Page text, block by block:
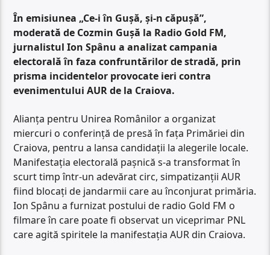
În emisiunea „Ce-i în Gușă, și-n căpușă”,
moderată de Cozmin Gușă la Radio Gold FM,
jurnalistul Ion Spânu a analizat campania
electorală în faza confruntărilor de stradă, prin
prisma incidentelor provocate ieri contra
evenimentului AUR de la Craiova.
Alianţa pentru Unirea Românilor a organizat
miercuri o conferinţă de presă în faţa Primăriei din
Craiova, pentru a lansa candidaţii la alegerile locale.
Manifestaţia electorală paşnică s-a transformat în
scurt timp într-un adevărat circ, simpatizanţii AUR
fiind blocaţi de jandarmii care au înconjurat primăria.
Ion Spânu a furnizat postului de radio Gold FM o
filmare în care poate fi observat un viceprimar PNL
care agită spiritele la manifestația AUR din Craiova.